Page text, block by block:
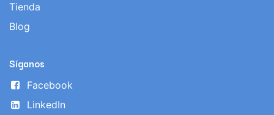
Tienda
Blog
Síganos
Facebook
LinkedIn